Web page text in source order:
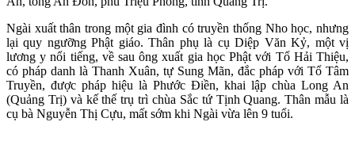
Ngài xuất thân trong một gia đình có truyền thống Nho học, nhưng
lại quy ngưỡng Phật giáo. Thân phụ là cụ Diệp Văn Kỷ, một vị
lương y nổi tiếng, về sau ông xuất gia học Phật với Tổ Hải Thiệu,
có pháp danh là Thanh Xuân, tự Sung Mãn, đắc pháp với Tổ Tâm
Truyền, được pháp hiệu là Phước Điền, khai lập chùa Long An
(Quảng Trị) và kế thế trụ trì chùa Sắc tứ Tịnh Quang. Thân mẫu là
cụ bà Nguyễn Thị Cựu, mất sớm khi Ngài vừa lên 9 tuổi.